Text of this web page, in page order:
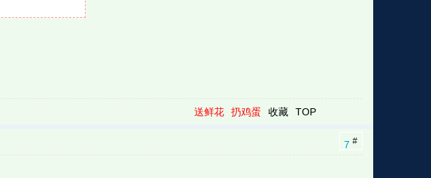
送鲜花 扔鸡蛋 收藏 TOP
7 #